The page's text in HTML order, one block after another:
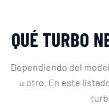
QUÉ TURBO
Dependiendo del
u otro. En este